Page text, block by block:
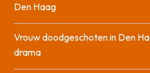
Den Haag
Vrouw doodgeschoten in Den
drama